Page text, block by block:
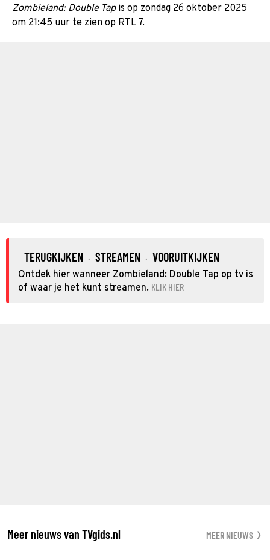
Zombieland: Double Tapis op zondag 26 oktober 2025
om 21:45 uur te zien op RTL 7.
TERUGKIJKEN · STREAMEN · VOORUITKIJKEN
Ontdek hier wanneer Zombieland: Double Tap op tv is
of waar je het kunt streamen. KLIK HIER
Meer nieuws van TVgids.nl MEER NIEUWS